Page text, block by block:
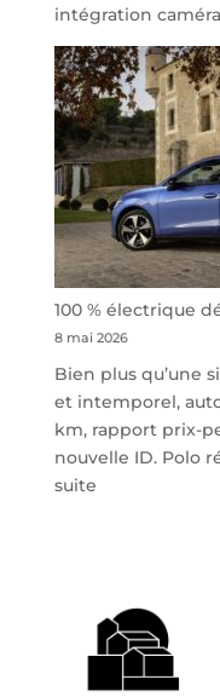
l’aéroport
de
Charleroi
intégration
100 % électrique
8 mai 2026
Bien plus qu’une
et intemporel,
km, rapport prix-
nouvelle ID. Polo
suite:
la
nouvelle
citadine